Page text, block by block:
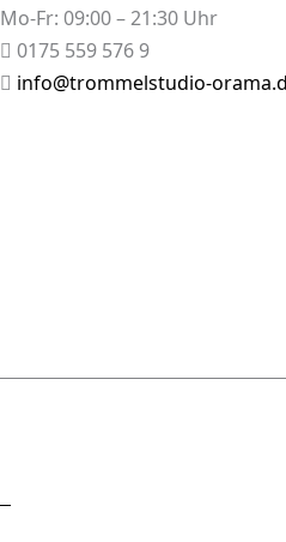
Mo-Fr: 09:00 – 21:30 Uhr
0175 559 576 9
info@trommelstudio-